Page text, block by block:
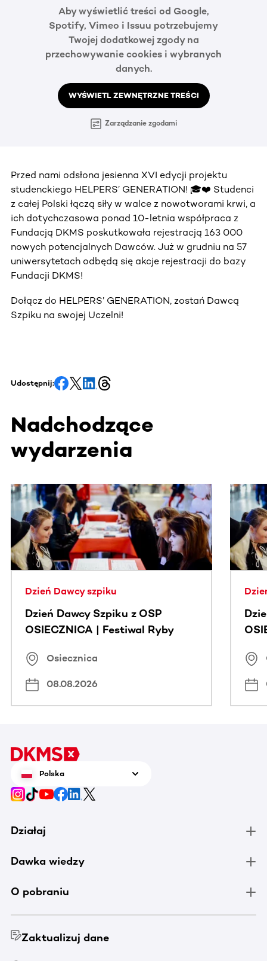
Aby wyświetlić treści od Google,
Spotify, Vimeo i Issuu potrzebujemy
Twojej dodatkowej zgody na
przechowywanie cookies i wybranych
danych.
WYŚWIETL ZEWNĘTRZNE TREŚCI
Zarządzanie zgodami
Przed nami odsłona jesienna XVI edycji projektu
studenckiego HELPERS’ GENERATION! 🎓❤️ Studenci
z całej Polski łączą siły w walce z nowotworami krwi, a
ich dotychczasowa ponad 10-letnia współpraca z
Fundacją DKMS poskutkowała rejestracją 163 000
nowych potencjalnych Dawców. Już w grudniu na 57
uniwersytetach odbędą się akcje rejestracji do bazy
Fundacji DKMS!
Dołącz do HELPERS’ GENERATION, zostań Dawcą
Szpiku na swojej Uczelni!
Udostępnij:
Nadchodzące
wydarzenia
Ta sekcja zawiera treści przewijane w poziomie. Użyj
Dzień Dawcy szpiku
Dzień Dawcy Szpiku z OSP
OSIECZNICA | Festiwal Ryby
Osiecznica
08.08.2026
Polska
Działaj
Dawka wiedzy
O pobraniu
Zaktualizuj dane